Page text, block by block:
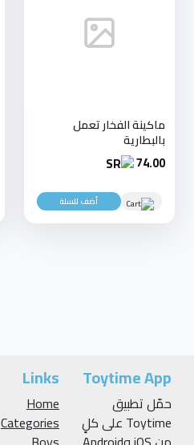
ماكينة الفخار تعمل
بالبطارية
74.00
أضف للسلة
Toytime App
حمّل تطبيق
Toytime على كلٍ
Links
Home
Categories